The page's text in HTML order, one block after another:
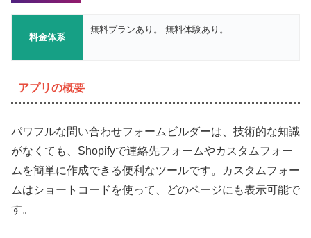
料金体系
無料プランあり。 無料体験あり。
アプリの概要
パワフルな問い合わせフォームビルダーは、技術的な知識
がなくても、Shopifyで連絡先フォームやカスタムフォー
ムを簡単に作成できる便利なツールです。カスタムフォー
ムはショートコードを使って、どのページにも表示可能で
す。